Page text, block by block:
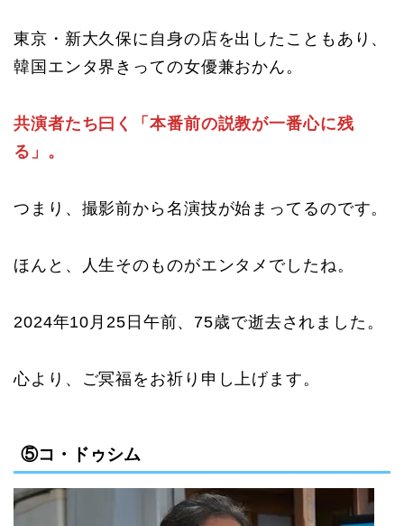
東京・新大久保に自身の店を出したこともあり、
韓国エンタ界きっての女優兼おかん。
共演者たち曰く「本番前の説教が一番心に残
る」。
つまり、撮影前から名演技が始まってるのです。
ほんと、人生そのものがエンタメでしたね。
2024年10月25日午前、75歳で逝去されました。
心より、ご冥福をお祈り申し上げます。
⑤コ・ドゥシム